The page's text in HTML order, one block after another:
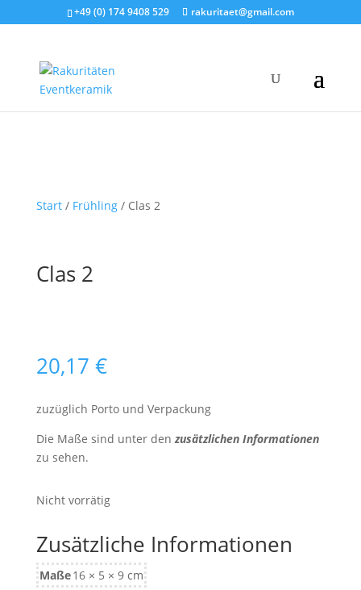
+49 (0) 174 9408 529 rakuritaet@gmail.com
Start/ Frühling/ Clas 2
Clas 2
20,17 €
zuzüglich Porto und Verpackung
Die Maße sind unter denzusätzlichen Informationen
zu sehen.
Nicht vorrätig
Zusätzliche Informationen
Maße16 × 5 × 9 cm